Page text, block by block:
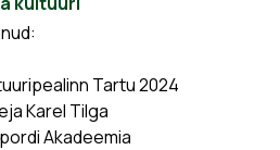
Tartu 2024
Karel Tilga
Akadeemia